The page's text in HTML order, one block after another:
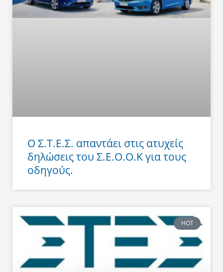
Ο Σ.Τ.Ε.Σ. απαντάει στις ατυχείς
δηλώσεις του Σ.Ε.Ο.Ο.Κ για τους
οδηγούς.
HOT